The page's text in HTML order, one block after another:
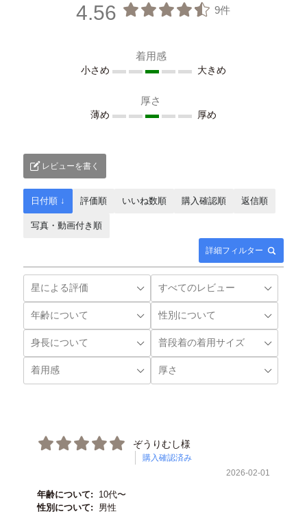
4.56 9件
着用感
小さめ 大きめ
厚さ
薄め 厚め
レビューを書く
詳細フィルター
日付順 ↓ 評価順 いいね数順 購入確認順 返信順
写真・動画付き順
ぞうりむし様
購入確認済み
2026-02-01
年齢について:
10代〜
性別について:
男性